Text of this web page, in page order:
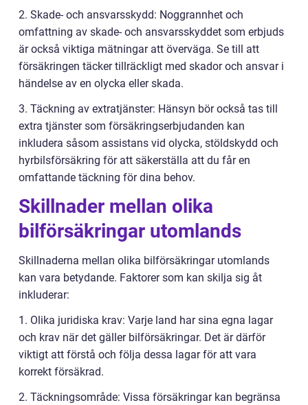
2. Skade- och ansvarsskydd: Noggrannhet och
omfattning av skade- och ansvarsskyddet som erbjuds
är också viktiga mätningar att överväga. Se till att
försäkringen täcker tillräckligt med skador och ansvar i
händelse av en olycka eller skada.
3. Täckning av extratjänster: Hänsyn bör också tas till
extra tjänster som försäkringserbjudanden kan
inkludera såsom assistans vid olycka, stöldskydd och
hyrbilsförsäkring för att säkerställa att du får en
omfattande täckning för dina behov.
Skillnader mellan olika
bilförsäkringar utomlands
Skillnaderna mellan olika bilförsäkringar utomlands
kan vara betydande. Faktorer som kan skilja sig åt
inkluderar:
1. Olika juridiska krav: Varje land har sina egna lagar
och krav när det gäller bilförsäkringar. Det är därför
viktigt att förstå och följa dessa lagar för att vara
korrekt försäkrad.
2. Täckningsområde: Vissa försäkringar kan begränsa